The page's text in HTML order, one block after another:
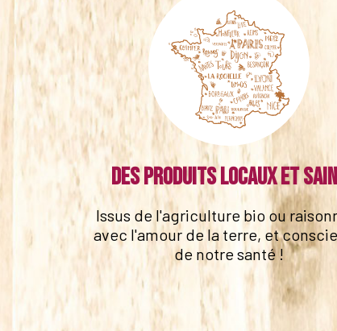
Des produits locaux et
Issus de l'agriculture bio ou
avec l'amour de la terre, et
de notre santé !